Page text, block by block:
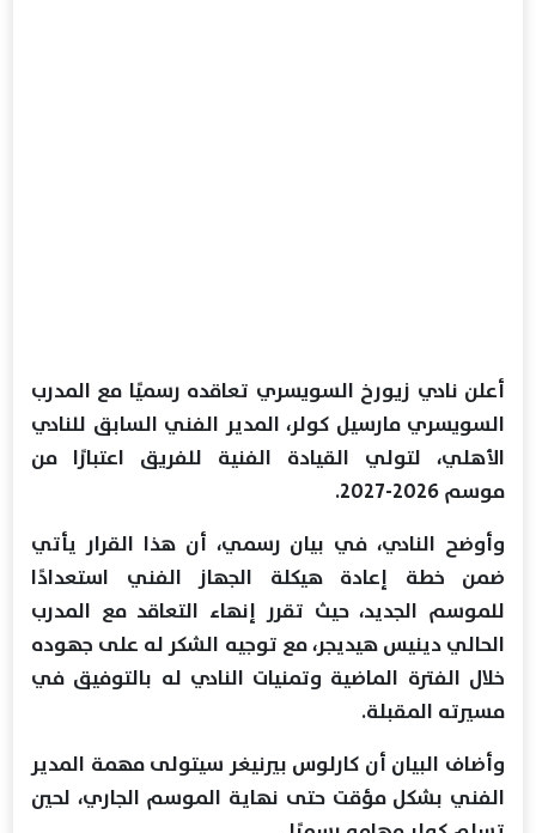
أعلن نادي زيورخ السويسري تعاقده رسميًا مع المدرب
السويسري مارسيل كولر، المدير الفني السابق للنادي
الأهلي، لتولي القيادة الفنية للفريق اعتبارًا من
موسم 2026-2027.
وأوضح النادي، في بيان رسمي، أن هذا القرار يأتي
ضمن خطة إعادة هيكلة الجهاز الفني استعدادًا
للموسم الجديد، حيث تقرر إنهاء التعاقد مع المدرب
الحالي دينيس هيديجر، مع توجيه الشكر له على جهوده
خلال الفترة الماضية وتمنيات النادي له بالتوفيق في
مسيرته المقبلة.
وأضاف البيان أن كارلوس بيرنيغر سيتولى مهمة المدير
الفني بشكل مؤقت حتى نهاية الموسم الجاري، لحين